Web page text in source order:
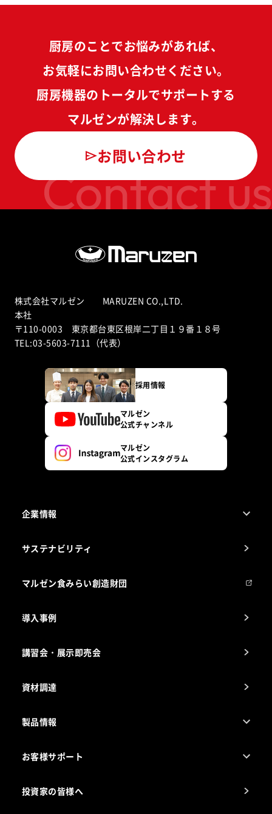
Contact us
厨房のことでお悩みがあれば、
お気軽にお問い合わせください。
厨房機器のトータルでサポートする
マルゼンが解決します。
お問い合わせ
株式会社マルゼン MARUZEN CO.,LTD.
本社
〒110-0003 東京都台東区根岸二丁目１９番１８号
TEL:03-5603-7111（代表）
採用情報
マルゼン
公式チャンネル
マルゼン
公式インスタグラム
企業情報
会社組織
製品の開発
事業所一覧
サステナビリティ
マルゼン食みらい創造財団
導入事例
講習会・展示即売会
資材調達
製品情報
電気・ガス別厨房機器
お客様サポート
投資家の皆様へ